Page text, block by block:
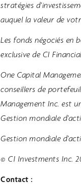
stratégies
auquel la valeur de
Les fonds négociés en
exclusive de CI
One Capital
conseillers de
Management Inc. est
Gestion mondiale
Gestion mondiale
© CI Investments Inc.
Contact :